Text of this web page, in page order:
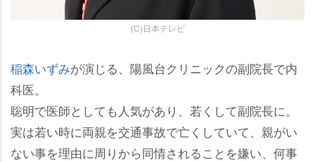
(C)日本テレビ
稲森いずみが演じる、陽風台クリニックの副院長で内
科医。
聡明で医師としても人気があり、若くして副院長に。
実は若い時に両親を交通事故で亡くしていて、親がい
ない事を理由に周りから同情されることを嫌い、何事